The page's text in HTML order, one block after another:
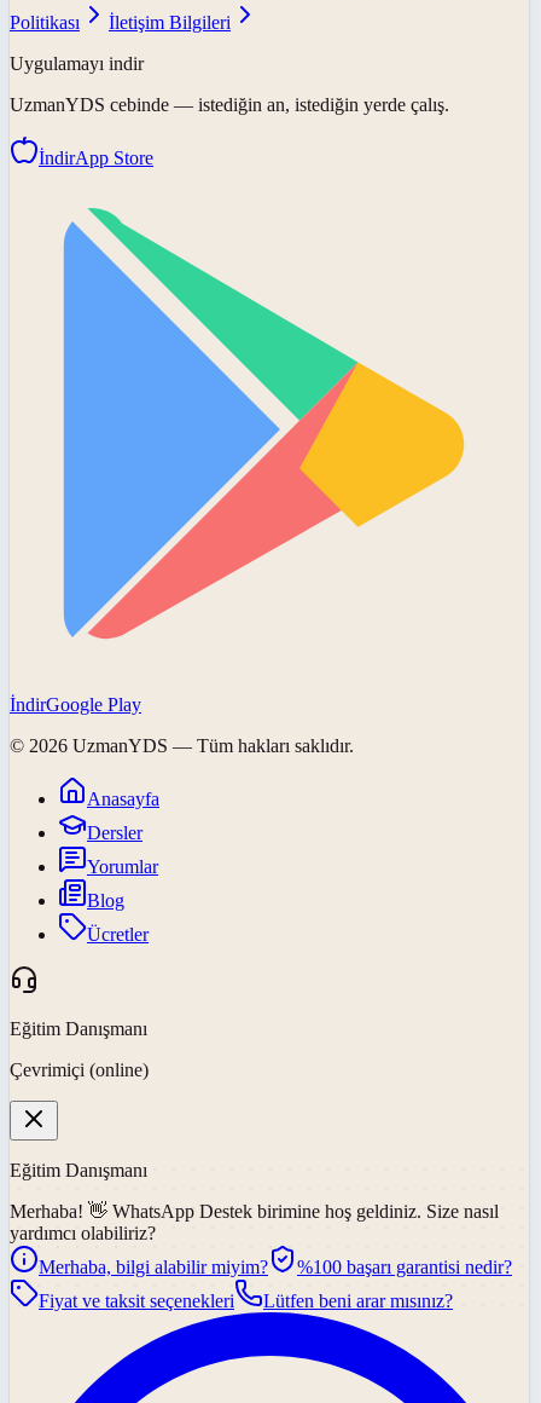
Politikası
İletişim Bilgileri
Uygulamayı indir
UzmanYDS cebinde — istediğin an, istediğin yerde çalış.
İndirApp Store
İndirGoogle Play
© 2026 UzmanYDS — Tüm hakları saklıdır.
Anasayfa
Dersler
Yorumlar
Blog
Ücretler
Eğitim Danışmanı
Çevrimiçi (online)
Eğitim Danışmanı
Merhaba! 👋 WhatsApp Destek birimine hoş geldiniz. Size nasıl
yardımcı olabiliriz?
Merhaba, bilgi alabilir miyim?
%100 başarı garantisi nedir?
Fiyat ve taksit seçenekleri
Lütfen beni arar mısınız?